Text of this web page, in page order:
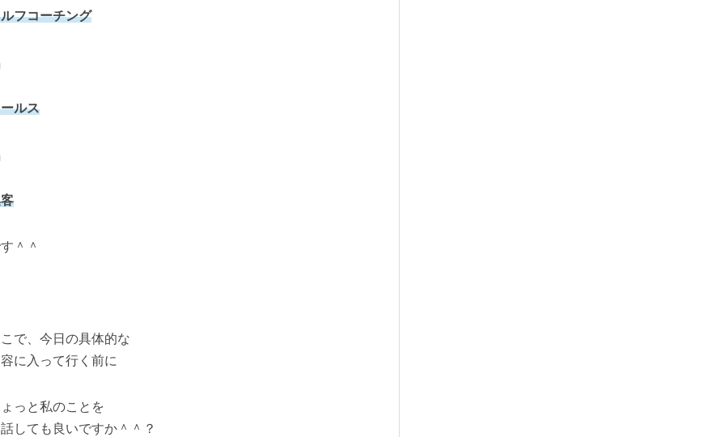
フコーチング
ルス
＾＾
で、今日の具体的な
に入って行く前に
っと私のことを
しても良いですか＾＾？